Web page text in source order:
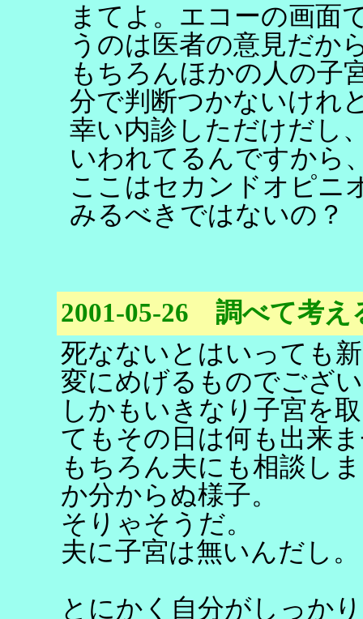
まてよ。エコーの画面
うのは医者の意見だか
もちろんほかの人の子
分で判断つかないけれ
幸い内診しただけだし
いわれてるんですから
ここはセカンドオピニ
みるべきではないの？
2001-05-26 調べて考え
死なないとはいっても
変にめげるものでござ
しかもいきなり子宮を
てもその日は何も出来
もちろん夫にも相談し
か分からぬ様子。
そりゃそうだ。
夫に子宮は無いんだし。
とにかく自分がしっか